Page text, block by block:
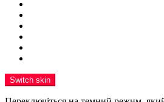
Switch skin